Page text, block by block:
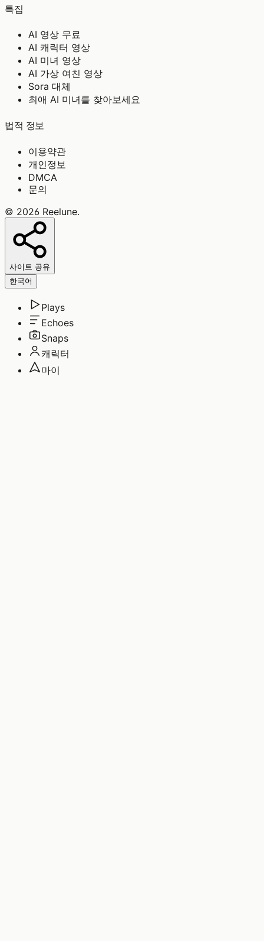
특집
AI 영상 무료
AI 캐릭터 영상
AI 미녀 영상
AI 가상 여친 영상
Sora 대체
최애 AI 미녀를 찾아보세요
법적 정보
이용약관
개인정보
DMCA
문의
© 2026 Reelune.
사이트 공유
한국어
Plays
Echoes
Snaps
캐릭터
마이